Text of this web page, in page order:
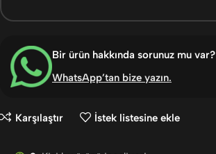
Bir ürün hakkında sorunuz mu var?
WhatsApp’tan bize yazın.
Karşılaştır İstek listesine ekle